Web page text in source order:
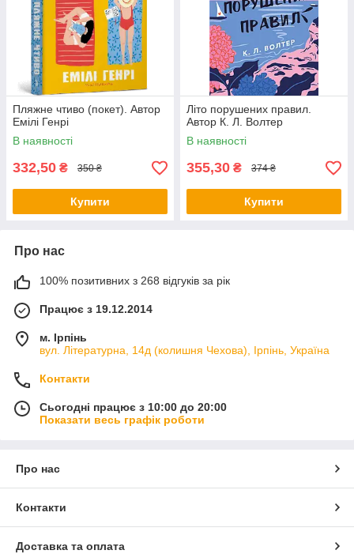
Пляжне чтиво (покет). Автор
Емілі Генрі
В наявності
332,50 ₴ 350 ₴
Купити
Літо порушених правил.
Автор К. Л. Волтер
В наявності
355,30 ₴ 374 ₴
Купити
Про нас
100% позитивних з 268 відгуків за рік
Працює з 19.12.2014
м. Ірпінь
вул. Літературна, 14д (колишня Чехова), Ірпінь, Україна
Контакти
Сьогодні працює з 10:00 до 20:00
Показати весь графік роботи
Про нас
Контакти
Доставка та оплата